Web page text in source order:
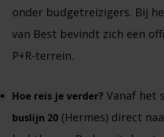
onder budgetreizigers. Bij
van Best bevindt zich een
P+R-terrein.
Hoe reis je verder? Vanaf het
buslijn 20 (Hermes) direct